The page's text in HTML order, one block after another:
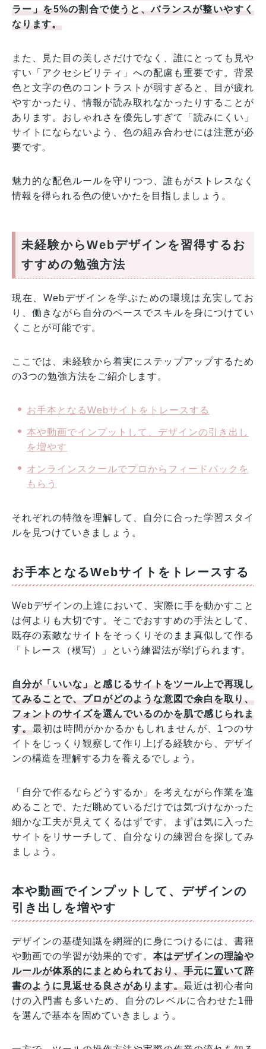
ラー」を5%の割合で使うと、バランスが整いやすく
なります。
また、見た目の美しさだけでなく、誰にとっても見や
すい「アクセシビリティ」への配慮も重要です。背景
色と文字の色のコントラストが弱すぎると、目が疲れ
やすかったり、情報が読み取れなかったりすることが
あります。おしゃれさを優先しすぎて「読みにくい」
サイトにならないよう、色の組み合わせには注意が必
要です。
魅力的な配色ルールを守りつつ、誰もがストレスなく
情報を得られる色の使いかたを目指しましょう。
未経験からWebデザインを習得するお
すすめの勉強方法
現在、Webデザインを学ぶための環境は充実してお
り、働きながら自分のペースでスキルを身につけてい
くことが可能です。
ここでは、未経験から着実にステップアップするため
の3つの勉強方法をご紹介します。
お手本となるWebサイトをトレースする
本や動画でインプットして、デザインの引き出し
を増やす
オンラインスクールでプロからフィードバックを
もらう
それぞれの特徴を理解して、自分に合った学習スタイ
ルを見つけていきましょう。
お手本となるWebサイトをトレースする
Webデザインの上達において、実際に手を動かすこと
は何よりも大切です。そこでおすすめの手法として、
既存の素敵なサイトをそっくりそのまま真似して作る
「トレース（模写）」という練習法が挙げられます。
自分が「いいな」と感じるサイトをツール上で再現し
てみることで、プロがどのような意図で余白を取り、
フォントのサイズを選んでいるのかを肌で感じられま
す。最初は時間がかかるかもしれませんが、1つのサ
イトをじっくり観察して作り上げる経験から、デザイ
ンの構造を理解する力を養えるでしょう。
「自分で作るならどうするか」を考えながら作業を進
めることで、ただ眺めているだけでは気づけなかった
細かな工夫が見えてくるはずです。まずは気に入った
サイトをリサーチして、自分なりの練習台を探してみ
ましょう。
本や動画でインプットして、デザインの
引き出しを増やす
デザインの基礎知識を網羅的に身につけるには、書籍
や動画での学習が効果的です。本はデザインの理論や
ルールが体系的にまとめられており、手元に置いて辞
書のように見返せる良さがあります。最近は初心者向
けの入門書も多いため、自分のレベルに合わせた1冊
を選んで基本を固めていきましょう。